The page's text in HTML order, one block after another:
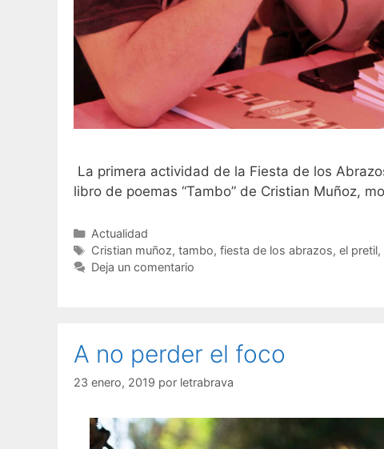
La primera actividad de la Fiesta de los
libro de poemas “Tambo” de Cristian Muñoz,
Actualidad
Cristian muñoz, tambo, fiesta de los abrazos, el pretil,
Deja un comentario
A no perder el foco
23 enero, 2019 por letrabrava